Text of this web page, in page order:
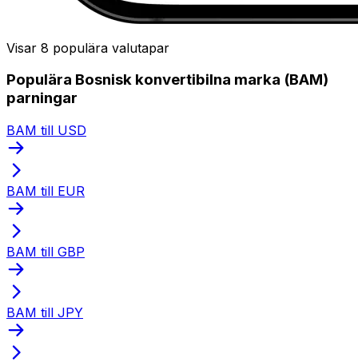
Visar 8 populära valutapar
Populära Bosnisk konvertibilna marka (BAM)
parningar
BAM till USD
BAM till EUR
BAM till GBP
BAM till JPY